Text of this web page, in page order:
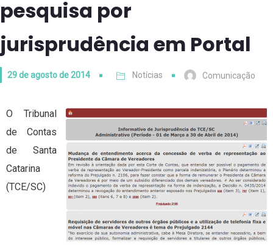
pesquisa por
jurisprudência em Portal
29 de agosto de 2014 Notícias Comunicação
O Tribunal
de Contas
de Santa
Catarina
(TCE/SC)